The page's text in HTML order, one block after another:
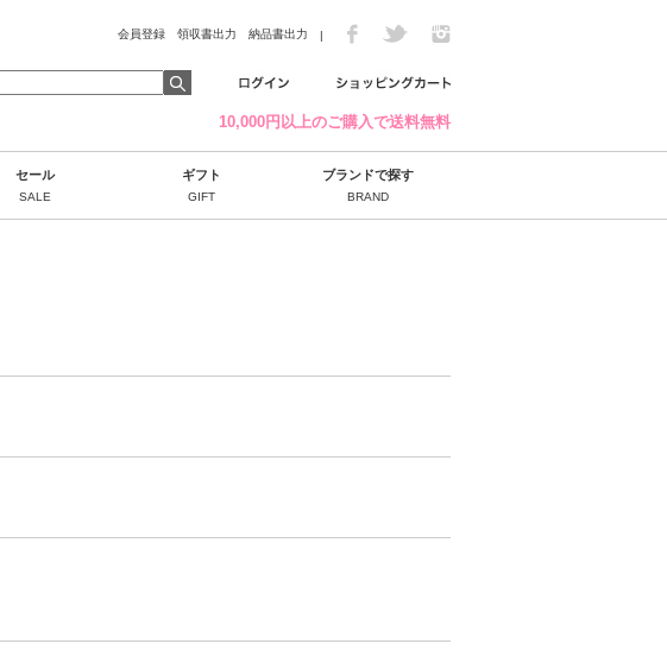
会員登録 領収書出力 納品書出力 |
10,000円以上のご購入で送料無料
セール
SALE
ギフト
GIFT
ブランドで探す
BRAND